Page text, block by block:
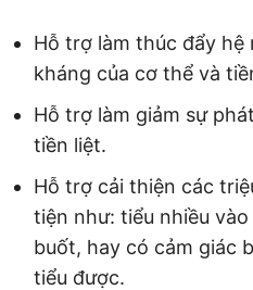
Hỗ trợ làm thúc đẩy hệ
kháng của cơ thể và
Hỗ trợ làm giảm sự
tiền liệt.
Hỗ trợ cải thiện các
tiện như: tiểu nhiều
buốt, hay có cảm giác
tiểu được.